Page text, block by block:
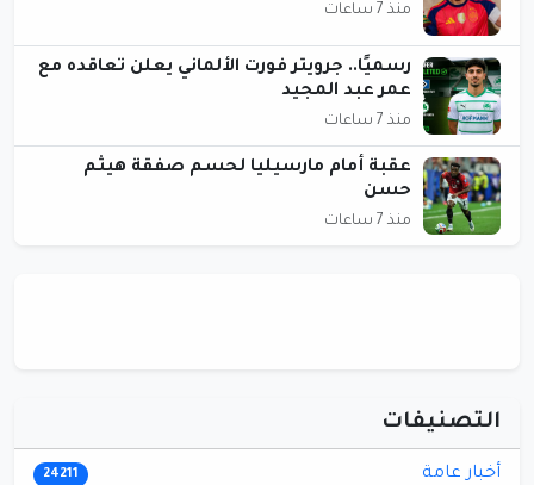
منذ 7 ساعات
رسميًا.. جرويتر فورت الألماني يعلن تعاقده مع
عمر عبد المجيد
منذ 7 ساعات
عقبة أمام مارسيليا لحسم صفقة هيثم
حسن
منذ 7 ساعات
التصنيفات
أخبار عامة 24211